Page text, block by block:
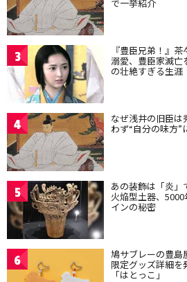
で一挙紹介
3 『豊臣兄弟！』
溺愛、豊臣家滅亡
の壮絶すぎる生涯
4 なぜ浅井の旧臣は
わず“自分の味方”
5 あの装飾は「炎」
火焔型土器、
インの秘密
6 鳩サブレーの豊島
限定グッズ詳細を
「はとっこ」